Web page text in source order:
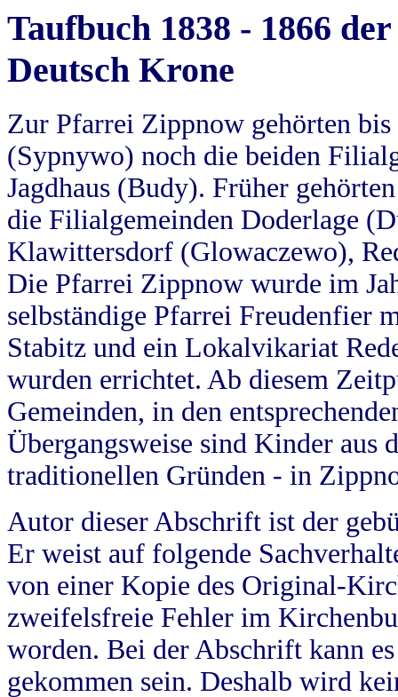
Taufbuch 1838 - 1866
Deutsch Krone
Zur Pfarrei Zippnow gehörten
(Sypnywo) noch die beiden
Jagdhaus (Budy). Früher
die Filialgemeinden Doderlage
Klawittersdorf (Glowaczewo),
Die Pfarrei Zippnow wurde im
selbständige Pfarrei Freudenfier
Stabitz und ein Lokalvikariat
wurden errichtet. Ab diesem
Gemeinden, in den
Übergangsweise sind Kinder aus
traditionellen Gründen - in
Autor dieser Abschrift ist der
Er weist auf folgende
von einer Kopie des Original-
zweifelsfreie Fehler im
worden. Bei der Abschrift kann
gekommen sein. Deshalb wird